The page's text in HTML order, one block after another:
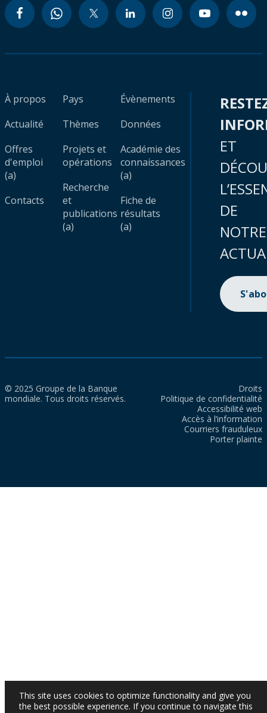
À propos
Actualité
Offres
d'emploi
(a)
Contacts
Pays
Thèmes
Projets et
opérations
Recherche
et
publications
(a)
Évènements
Données
Académie des
connaissances
(a)
Fiche de
résultats
(a)
ET
DE
NOTRE
© 2025 Groupe de la Banque
mondiale. Tous droits réservés.
Droits
Politique de confidentialité
Accessibilité web
Accès à l’information
Courriers frauduleux
Porter plainte
This site uses cookies to optimize functionality and give you
the best possible experience. If you continue to navigate this